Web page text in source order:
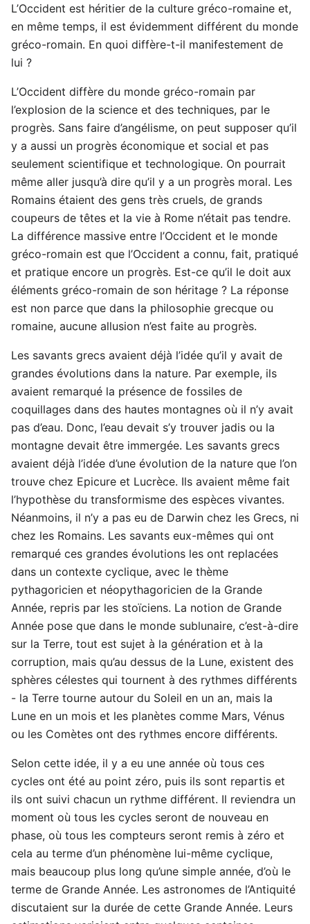
L’Occident est héritier de la culture gréco-romaine et,
en même temps, il est évidemment différent du monde
gréco-romain. En quoi diffère-t-il manifestement de
lui ?
L’Occident diffère du monde gréco-romain par
l’explosion de la science et des techniques, par le
progrès. Sans faire d’angélisme, on peut supposer qu’il
y a aussi un progrès économique et social et pas
seulement scientifique et technologique. On pourrait
même aller jusqu’à dire qu’il y a un progrès moral. Les
Romains étaient des gens très cruels, de grands
coupeurs de têtes et la vie à Rome n’était pas tendre.
La différence massive entre l’Occident et le monde
gréco-romain est que l’Occident a connu, fait, pratiqué
et pratique encore un progrès. Est-ce qu’il le doit aux
éléments gréco-romain de son héritage ? La réponse
est non parce que dans la philosophie grecque ou
romaine, aucune allusion n’est faite au progrès.
Les savants grecs avaient déjà l’idée qu’il y avait de
grandes évolutions dans la nature. Par exemple, ils
avaient remarqué la présence de fossiles de
coquillages dans des hautes montagnes où il n’y avait
pas d’eau. Donc, l’eau devait s’y trouver jadis ou la
montagne devait être immergée. Les savants grecs
avaient déjà l’idée d’une évolution de la nature que l’on
trouve chez Epicure et Lucrèce. Ils avaient même fait
l’hypothèse du transformisme des espèces vivantes.
Néanmoins, il n’y a pas eu de Darwin chez les Grecs, ni
chez les Romains. Les savants eux-mêmes qui ont
remarqué ces grandes évolutions les ont replacées
dans un contexte cyclique, avec le thème
pythagoricien et néopythagoricien de la Grande
Année, repris par les stoïciens. La notion de Grande
Année pose que dans le monde sublunaire, c’est-à-dire
sur la Terre, tout est sujet à la génération et à la
corruption, mais qu’au dessus de la Lune, existent des
sphères célestes qui tournent à des rythmes différents
- la Terre tourne autour du Soleil en un an, mais la
Lune en un mois et les planètes comme Mars, Vénus
ou les Comètes ont des rythmes encore différents.
Selon cette idée, il y a eu une année où tous ces
cycles ont été au point zéro, puis ils sont repartis et
ils ont suivi chacun un rythme différent. Il reviendra un
moment où tous les cycles seront de nouveau en
phase, où tous les compteurs seront remis à zéro et
cela au terme d’un phénomène lui-même cyclique,
mais beaucoup plus long qu’une simple année, d’où le
terme de Grande Année. Les astronomes de l’Antiquité
discutaient sur la durée de cette Grande Année. Leurs